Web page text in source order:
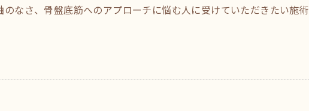
なさ、骨盤底筋へのアプローチに悩む人に受けていただきたい施術